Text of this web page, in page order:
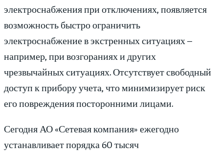
электроснабжения при отключениях, появляется
возможность быстро ограничить
электроснабжение в экстренных ситуациях –
например, при возгораниях и других
чрезвычайных ситуациях. Отсутствует свободный
доступ к прибору учета, что минимизирует риск
его повреждения посторонними лицами.
Сегодня АО «Сетевая компания» ежегодно
устанавливает порядка 60 тысяч